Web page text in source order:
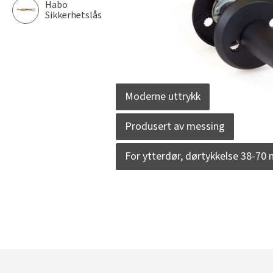
Habo
Sikkerhetslås
Moderne uttrykk
Produsert av messing
For ytterdør, dørtykkelse 38-70